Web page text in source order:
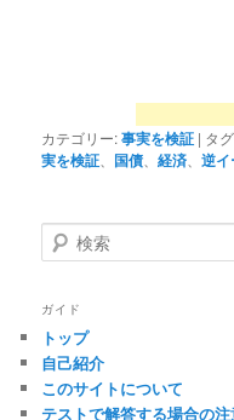
カテゴリー:事実を検証 | タ
実を検証
国債 、経済 、逆イ
検
索
ガイド
トップ
自己紹介
このサイトについて
テストで解答する場合の